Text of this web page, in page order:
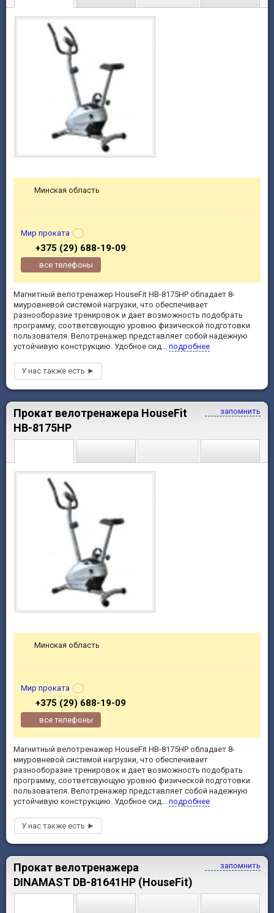
Магнитный велотренажер HouseFit HB-8175HP обладает 8-
миуровневой системой нагрузки, что обеспечивает
разнооборазие тренировок и дает возможность подобрать
программу, соответсвующую уровню физической подготовки
пользователя. Велотренажер представляет собой надежную
устойчивую конструкцию. Удобное сид... подробнее
Минская область
Мир проката
+375 (29) 688-19-09
все телефоны
запомнить
Прокат велотренажера HouseFit
HB-8175HP
Магнитный велотренажер HouseFit HB-8175HP обладает 8-
миуровневой системой нагрузки, что обеспечивает
разнооборазие тренировок и дает возможность подобрать
программу, соответсвующую уровню физической подготовки
пользователя. Велотренажер представляет собой надежную
устойчивую конструкцию. Удобное сид... подробнее
Минская область
Мир проката
+375 (29) 688-19-09
все телефоны
запомнить
Прокат велотренажера
DINAMAST DB-81641HP (HouseFit)